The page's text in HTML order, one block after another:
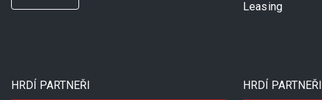
Leasing
HRDÍ PARTNEŘI HRDÍ PARTNEŘI